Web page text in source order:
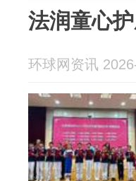
法润童心
环球网资讯